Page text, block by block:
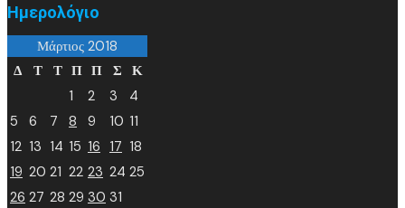
Ημερολόγιο
Μάρτιος 2018
Δ
Τ Τ Π Π Σ Κ
1
2 3
4
5
6 7 8 9 10 11
12 13 14 15 16 17 18
19 20 21 22 23 24 25
26 27 28 29 30 31